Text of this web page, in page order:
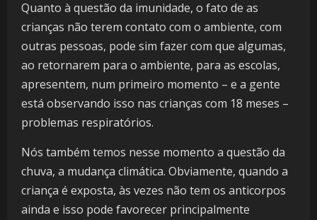
Quanto à questão da imunidade, o fato de as
crianças não terem contato com o ambiente, com
outras pessoas, pode sim fazer com que algumas,
ao retornarem para o ambiente, para as escolas,
apresentem, num primeiro momento – e a gente
está observando isso nas crianças com 18 meses –
problemas respiratórios.
Nós também temos nesse momento a questão da
chuva, a mudança climática. Obviamente, quando a
criança é exposta, às vezes não tem os anticorpos
ainda e isso pode favorecer principalmente